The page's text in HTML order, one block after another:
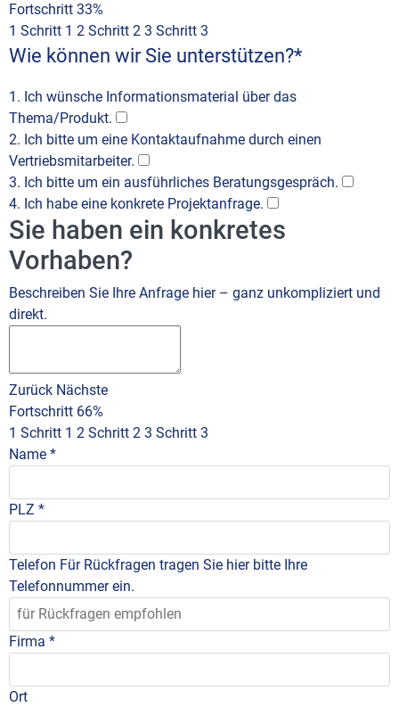
Fortschritt 33%
1 Schritt 1 2 Schritt 2 3 Schritt 3
Wie können wir Sie unterstützen?*
1. Ich wünsche Informationsmaterial über das
Thema/Produkt.
2. Ich bitte um eine Kontaktaufnahme durch einen
Vertriebsmitarbeiter.
3. Ich bitte um ein ausführliches Beratungsgespräch.
4. Ich habe eine konkrete Projektanfrage.
Sie haben ein konkretes
Vorhaben?
Beschreiben Sie Ihre Anfrage hier – ganz unkompliziert und
direkt.
Zurück Nächste
Fortschritt 66%
1 Schritt 1 2 Schritt 2 3 Schritt 3
Name *
PLZ *
Telefon Für Rückfragen tragen Sie hier bitte Ihre
Telefonnummer ein.
Firma *
Ort